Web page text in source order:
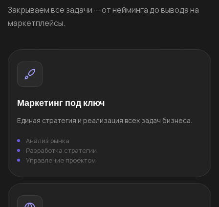
Закрываем все задачи — от нейминга до вывода на
маркетплейсы.
Маркетинг под ключ
Единая стратегия и реализация всех задач бизнеса.
Анализ рынка
Разработка стратегии
Управление проектом